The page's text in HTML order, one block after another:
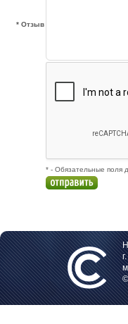
* Отзыв
* - Обязательные поля